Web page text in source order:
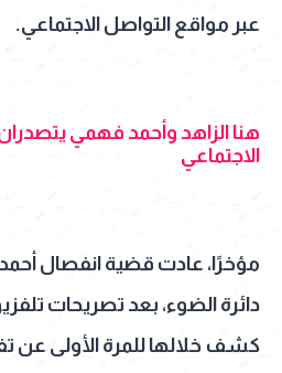
عبر مواقع التواصل الاجتماعي.
هنا الزاهد وأحمد فهمي
الاجتماعي
مؤخرًا، عادت قضية انفصال
دائرة الضوء، بعد تصريحات
كشف خلالها للمرة الأولى عن